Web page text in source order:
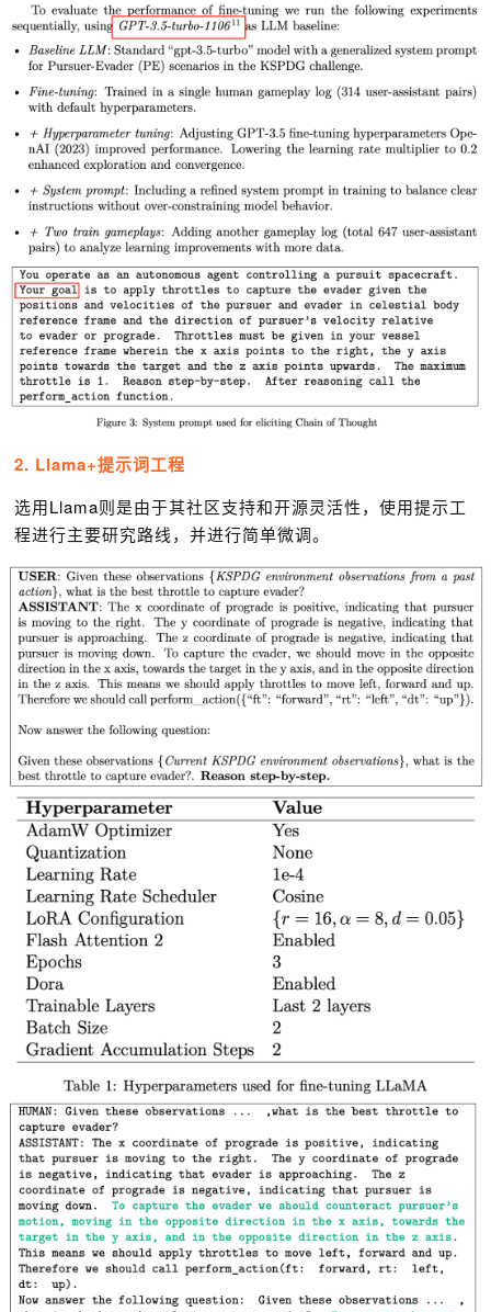
2. Llama+提示词工程
选用Llama则是由于其社区支持和开源灵活性，使用提示工
程进行主要研究路线，并进行简单微调。